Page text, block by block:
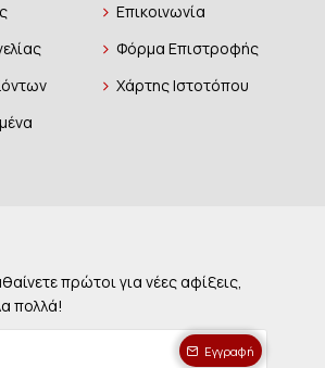
Επικοινωνία
Φόρμα Επιστροφής
Χάρτης Ιστοτόπου
πρώτοι για νέες αφίξεις,
πολλά!
Εγγραφή